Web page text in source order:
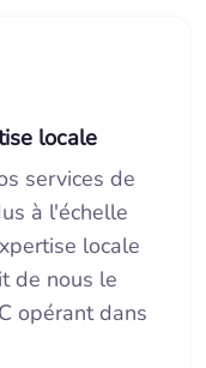
locale
services de
à l'échelle
locale
de nous le
opérant dans